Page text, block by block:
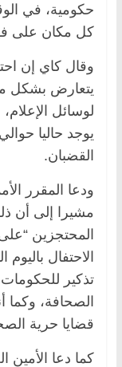
حكومية، في
كل مكان على
وقال كاي إن
يتعارض بشكل
لوسائل
القضبان.
ودعا المقرر
مشيرا إلى أن
المحتجزين
الاحتفال
تذكير للحكومات
الصحافة، وكما
قضايا حرية
كما دعا الأمين